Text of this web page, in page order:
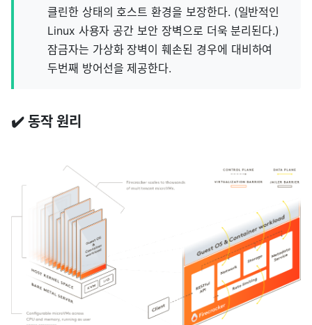
클린한 상태의 호스트 환경을 보장한다. (일반적인
Linux 사용자 공간 보안 장벽으로 더욱 분리된다.)
잠금자는 가상화 장벽이 훼손된 경우에 대비하여
두번째 방어선을 제공한다.
✔️ 동작 원리